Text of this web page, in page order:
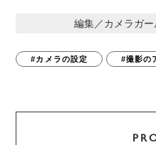
編集／カメラガ
#カメラの設定 #撮影の